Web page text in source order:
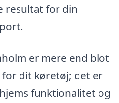
resultat for din
er mere end blot
dit køretøj; det er
funktionalitet og